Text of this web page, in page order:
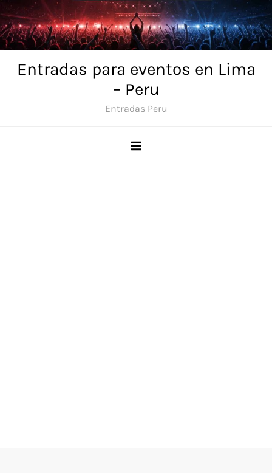
Skip
to
content
Entradas para eventos en Lima
– Peru
Entradas Peru